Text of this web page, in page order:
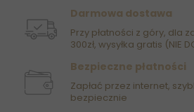
Darmowa dostawa
Przy płatności z góry, dla
300zł, wysyłka gratis (NIE
Bezpieczne płatności
Zapłać przez internet,
bezpiecznie